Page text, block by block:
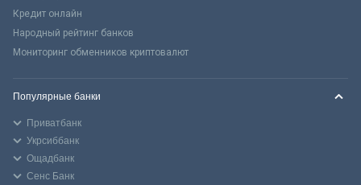
Кредит онлайн
Народный рейтинг банков
Мониторинг обменников криптовалют
Популярные банки
Приватбанк
Укрсиббанк
Ощадбанк
Сенс Банк